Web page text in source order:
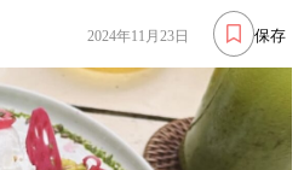
保存
2024年11月23日